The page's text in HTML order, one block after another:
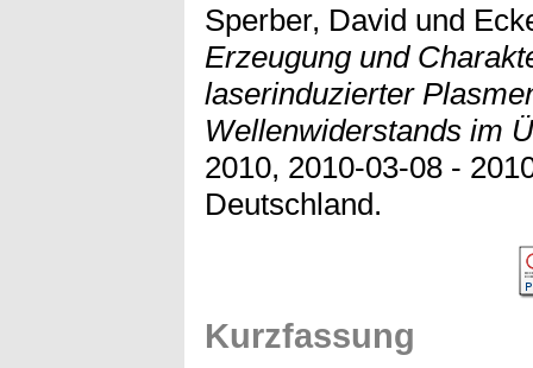
Sperber, David und
Erzeugung und
laserinduzierter
Wellenwiderstands im
2010, 2010-03-08 -
Deutschland.
Kurzfassung